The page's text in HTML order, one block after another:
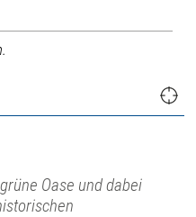
Oase und dabei